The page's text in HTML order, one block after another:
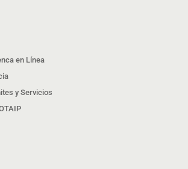
en Línea
y Servicios